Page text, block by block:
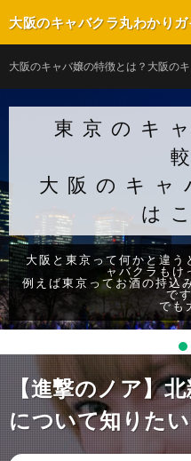
大阪のキャバクラ丸わかりガ
大阪のキャバ嬢の特徴とは？大阪の
東京のキ
大阪のキャ
は
大阪と東京って何かと違う
ャバクラもけ
例えば東京ってお酒の持込
で
でも
【進撃のノア】
について知りたい